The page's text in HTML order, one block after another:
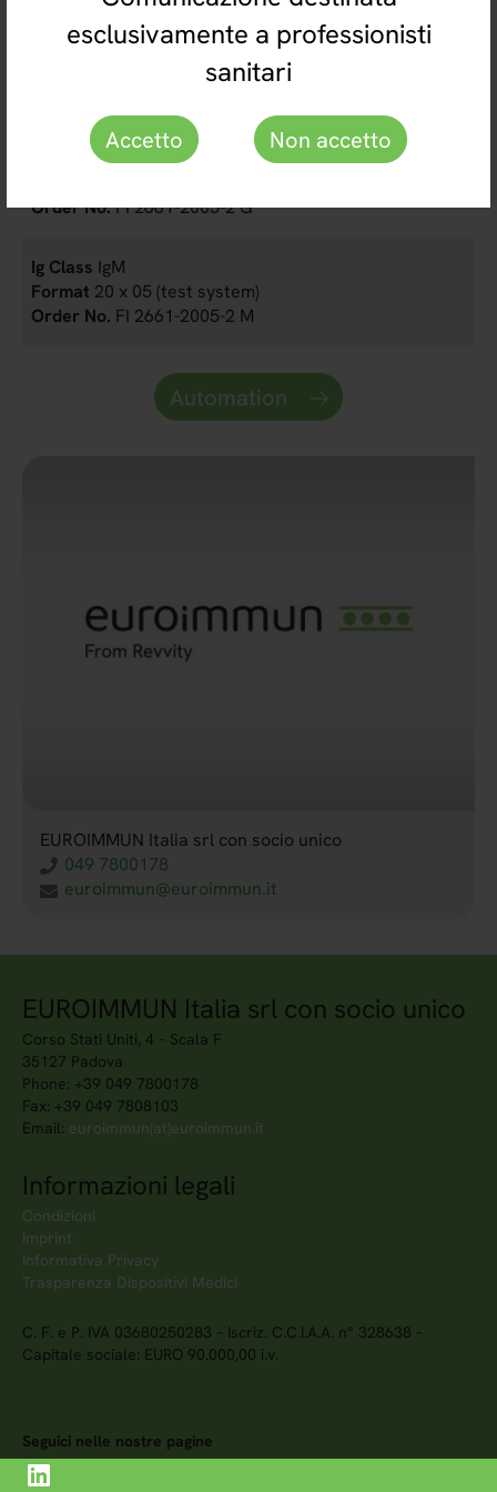
esclusivamente a professionisti
sanitari
Accetto Non accetto
IgM
10 x 05 (test system)
IgG
FI 2661-2005-2 G
IgM
20 x 05 (test system)
FI 2661-2005-2 M
Automation
EUROIMMUN Italia srl con socio unico
049 7800178
euroimmun@euroimmun.it
EUROIMMUN Italia srl con socio unico
Corso Stati Uniti, 4 – Scala F
35127 Padova
Phone: +39 049 7800178
Fax: +39 049 7808103
Email: euroimmun(at)euroimmun.it
Informazioni legali
Condizioni
Imprint
Informativa Privacy
Trasparenza Dispositivi Medici
C. F. e P. IVA 03680250283 – Iscriz. C.C.I.A.A. n° 328638 –
Capitale sociale: EURO 90.000,00 i.v.
Seguici nelle nostre pagine